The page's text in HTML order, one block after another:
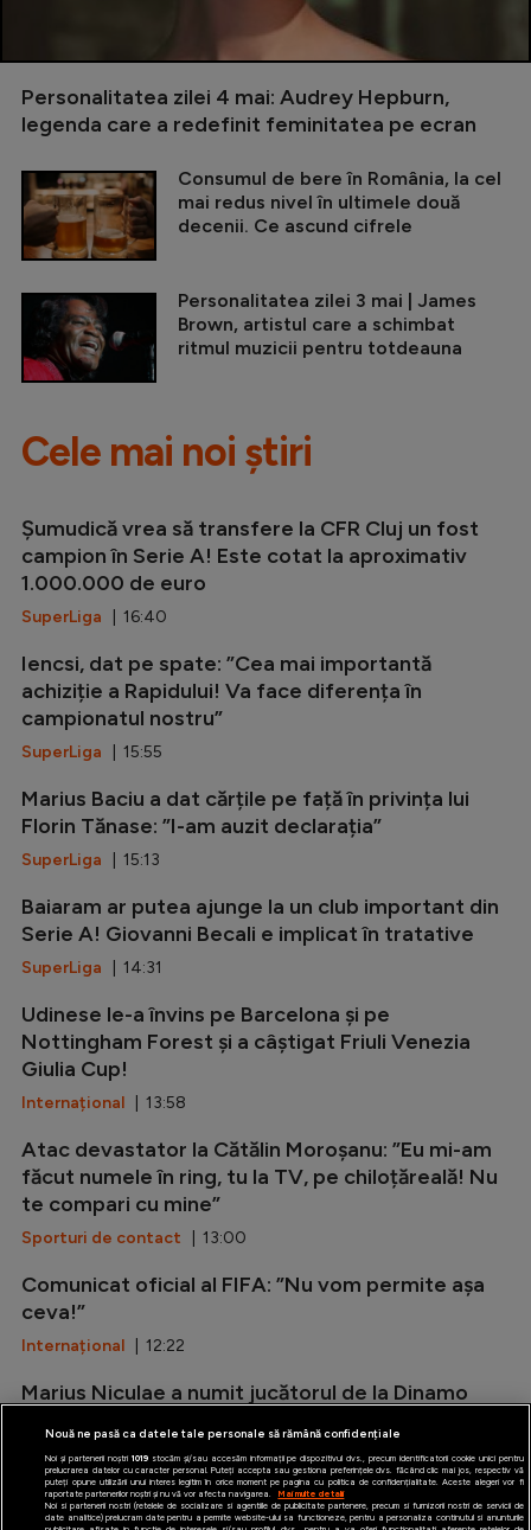
Personalitatea zilei 4 mai: Audrey Hepburn,
legenda care a redefinit feminitatea pe ecran
Consumul de bere în România, la cel
mai redus nivel în ultimele două
decenii. Ce ascund cifrele
Personalitatea zilei 3 mai | James
Brown, artistul care a schimbat
ritmul muzicii pentru totdeauna
Cele mai noi știri
Șumudică vrea să transfere la CFR Cluj un fost
campion în Serie A! Este cotat la aproximativ
1.000.000 de euro
SuperLiga | 16:40
Iencsi, dat pe spate: ”Cea mai importantă
achiziție a Rapidului! Va face diferența în
campionatul nostru”
SuperLiga | 15:55
Marius Baciu a dat cărțile pe față în privința lui
Florin Tănase: ”I-am auzit declarația”
SuperLiga | 15:13
Baiaram ar putea ajunge la un club important din
Serie A! Giovanni Becali e implicat în tratative
SuperLiga | 14:31
Udinese le-a învins pe Barcelona și pe
Nottingham Forest și a câștigat Friuli Venezia
Giulia Cup!
Internațional | 13:58
Atac devastator la Cătălin Moroșanu: ”Eu mi-am
făcut numele în ring, tu la TV, pe chiloțăreală! Nu
te compari cu mine”
Sporturi de contact | 13:00
Comunicat oficial al FIFA: ”Nu vom permite așa
ceva!”
Internațional | 12:22
Marius Niculae a numit jucătorul de la Dinamo
SuperLiga| 11:35
Nouă ne pasă ca datele tale personale să rămână confidențiale
Noi și partenerii noștri 1019stocăm și/sau accesăm informații pe dispozitivul dvs., precum identificatorii cookie unici pentru
prelucrarea datelor cu caracter personal. Puteți accepta sau gestiona preferințele dvs. făcând clic mai jos, respectiv vă
puteți opune utilizării unui interes legitim în orice moment pe pagina cu politica de confidențialitate. Aceste alegeri vor fi
raportate partenerilor noștri și nu vă vor afecta navigarea.
Mai multe detalii
Noi si partenerii nostri (retelele de socializare si agentiile de publicitate partenere, precum si furnizorii nostri de servicii de
date analitice) prelucram date pentru a permite website-ului sa functioneze, pentru a personaliza continutul si anunturile